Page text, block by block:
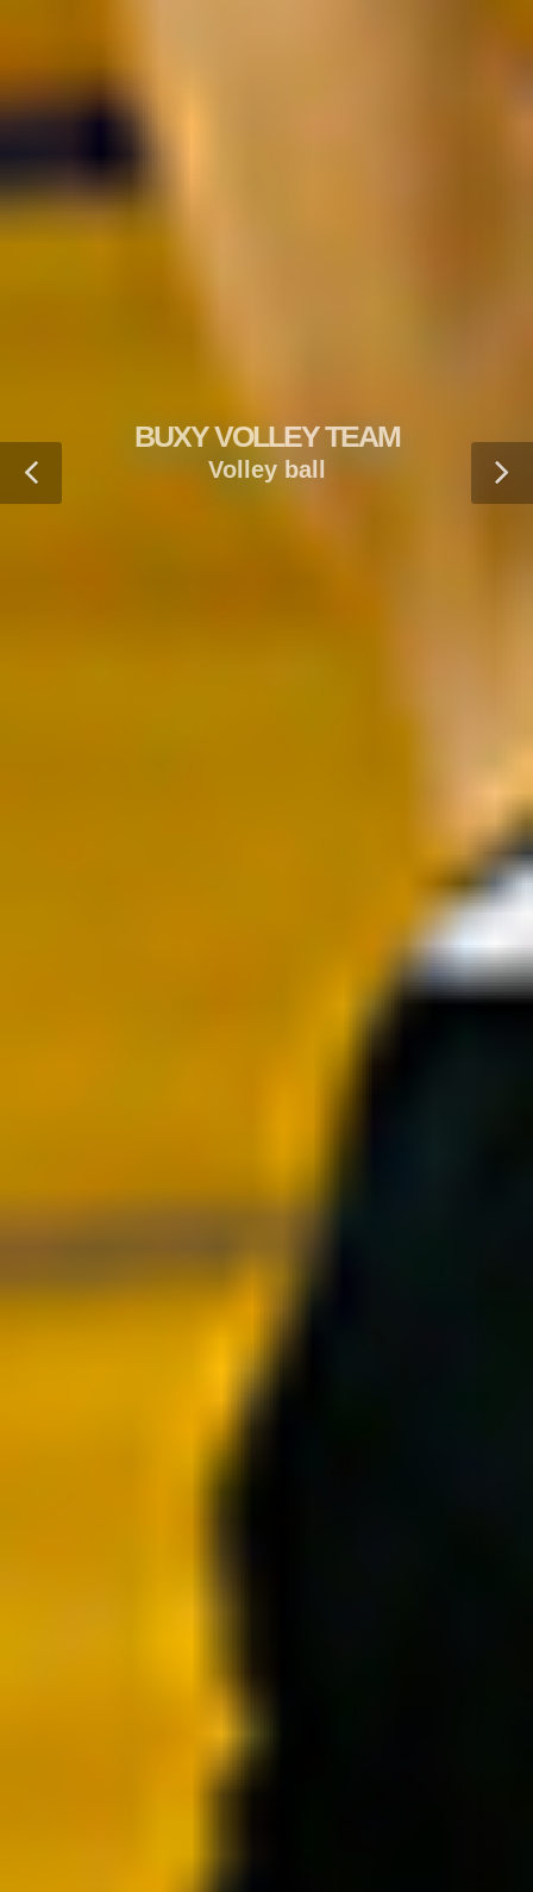
BUXY VOLLEY TEAM
Volley ball